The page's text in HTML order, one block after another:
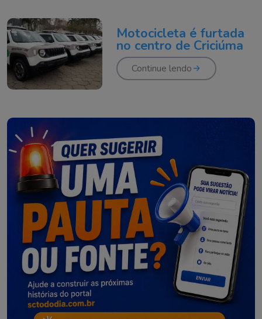
Motocicleta é furtada
no centro de Criciúma
Continue lendo